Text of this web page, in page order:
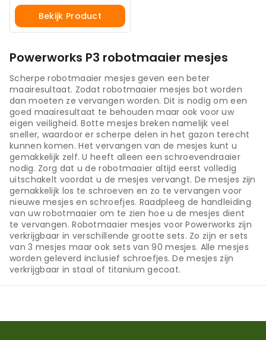
Bekijk Product
Powerworks P3 robotmaaier mesjes
Scherpe robotmaaier mesjes geven een beter
maairesultaat. Zodat robotmaaier mesjes bot worden
dan moeten ze vervangen worden. Dit is nodig om een
goed maairesultaat te behouden maar ook voor uw
eigen veiligheid. Botte mesjes breken namelijk veel
sneller, waardoor er scherpe delen in het gazon terecht
kunnen komen. Het vervangen van de mesjes kunt u
gemakkelijk zelf. U heeft alleen een schroevendraaier
nodig. Zorg dat u de robotmaaier altijd eerst volledig
uitschakelt voordat u de mesjes vervangt. De mesjes zijn
gemakkelijk los te schroeven en zo te vervangen voor
nieuwe mesjes en schroefjes. Raadpleeg de handleiding
van uw robotmaaier om te zien hoe u de mesjes dient
te vervangen. Robotmaaier mesjes voor Powerworks zijn
verkrijgbaar in verschillende grootte sets. Zo zijn er sets
van 3 mesjes maar ook sets van 90 mesjes. Alle mesjes
worden geleverd inclusief schroefjes. De mesjes zijn
verkrijgbaar in staal of titanium gecoat.